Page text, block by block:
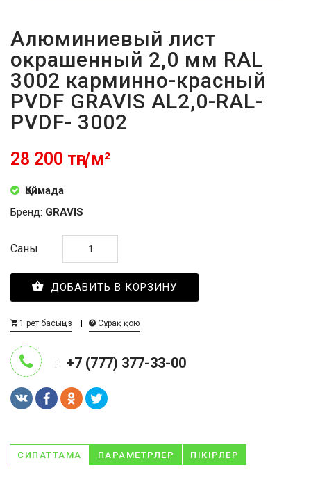
Алюминиевый лист
окрашенный 2,0 мм RAL
3002 карминно-красный
PVDF GRAVIS AL2,0-RAL-
PVDF- 3002
28 200 тңг/м²
Қоймада
Бренд: GRAVIS
Саны
ДОБАВИТЬ В КОРЗИНУ
1 рет басыңыз Сұрақ қою
: +7 (777) 377-33-00
СИПАТТАМА ПАРАМЕТРЛЕР ПІКІРЛЕР